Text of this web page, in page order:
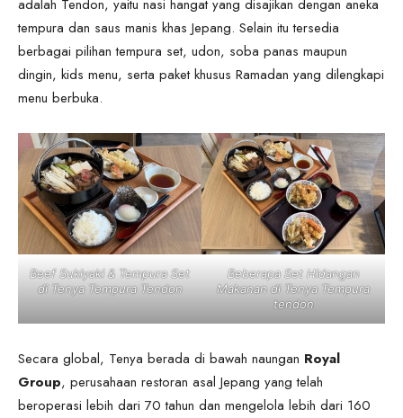
adalah Tendon, yaitu nasi hangat yang disajikan dengan aneka
tempura dan saus manis khas Jepang. Selain itu tersedia
berbagai pilihan tempura set, udon, soba panas maupun
dingin, kids menu, serta paket khusus Ramadan yang dilengkapi
menu berbuka.
Beef Sukiyaki & Tempura Set
di Tenya Tempura Tendon
Beberapa Set Hidangan
Makanan di Tenya Tempura
tendon
Secara global, Tenya berada di bawah naungan Royal
Group, perusahaan restoran asal Jepang yang telah
beroperasi lebih dari 70 tahun dan mengelola lebih dari 160